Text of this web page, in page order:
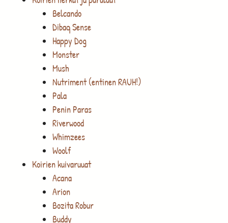
Belcando
Dibaq Sense
Happy Dog
Monster
Mush
Nutriment (entinen RAUH!)
Pala
Penin Paras
Riverwood
Whimzees
Woolf
Koirien kuivaruuat
Acana
Arion
Bozita Robur
Buddy